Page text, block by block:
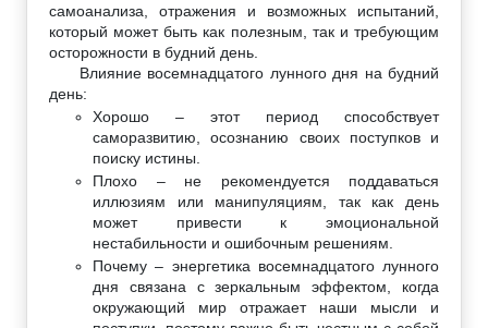
самоанализа, отражения и возможных испытаний,
который может быть как полезным, так и требующим
осторожности в будний день.
Влияние восемнадцатого лунного дня на будний
день:
Хорошо – этот период способствует
саморазвитию, осознанию своих поступков и
поиску истины.
Плохо – не рекомендуется поддаваться
иллюзиям или манипуляциям, так как день
может привести к эмоциональной
нестабильности и ошибочным решениям.
Почему – энергетика восемнадцатого лунного
дня связана с зеркальным эффектом, когда
окружающий мир отражает наши мысли и